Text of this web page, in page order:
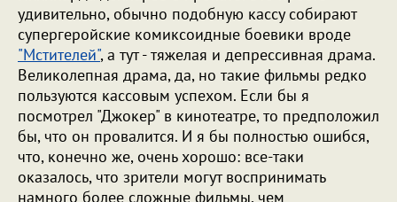
удивительно, обычно подобную кассу собирают
супергеройские комиксоидные боевики вроде
"Мстителей", а тут - тяжелая и депрессивная драма.
Великолепная драма, да, но такие фильмы редко
пользуются кассовым успехом. Если бы я
посмотрел "Джокер" в кинотеатре, то предположил
бы, что он провалится. И я бы полностью ошибся,
что, конечно же, очень хорошо: все-таки
оказалось, что зрители могут воспринимать
намного более сложные фильмы, чем